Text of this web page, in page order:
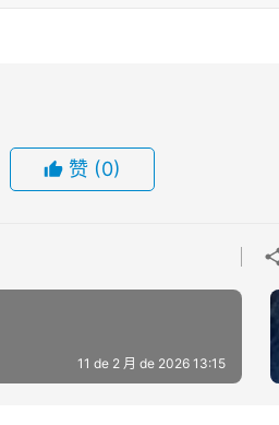
赞 (0)
11 de 2 月 de 2026 13:15